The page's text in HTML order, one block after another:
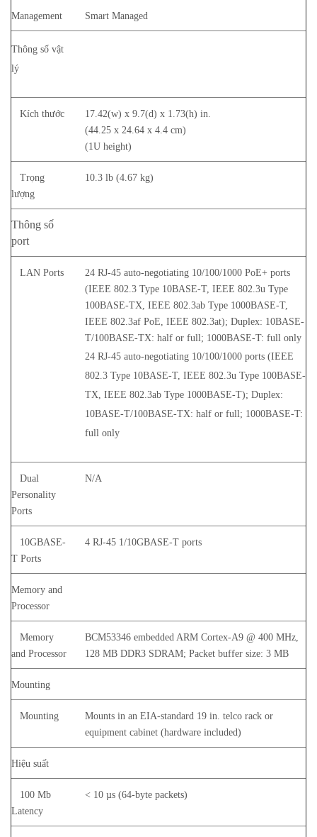
Management Smart Managed
Thông số vật
lý
Kích thước
17.42(w) x 9.7(d) x 1.73(h) in.
(44.25 x 24.64 x 4.4 cm)
(1U height)
Trọng
lượng
10.3 lb (4.67 kg)
Thông số
port
LAN Ports
24 RJ-45 auto-negotiating 10/100/1000 PoE+ ports
(IEEE 802.3 Type 10BASE-T, IEEE 802.3u Type
100BASE-TX, IEEE 802.3ab Type 1000BASE-T,
IEEE 802.3af PoE, IEEE 802.3at); Duplex: 10BASE-
T/100BASE-TX: half or full; 1000BASE-T: full only
24 RJ-45 auto-negotiating 10/100/1000 ports (IEEE
802.3 Type 10BASE-T, IEEE 802.3u Type 100BASE-
TX, IEEE 802.3ab Type 1000BASE-T); Duplex:
10BASE-T/100BASE-TX: half or full; 1000BASE-T:
full only
Dual
Personality
Ports
N/A
10GBASE-
T Ports
4 RJ-45 1/10GBASE-T ports
Memory and
Processor
Memory
and Processor
BCM53346 embedded ARM Cortex-A9 @ 400 MHz,
128 MB DDR3 SDRAM; Packet buffer size: 3 MB
Mounting
Mounting
Mounts in an EIA-standard 19 in. telco rack or
equipment cabinet (hardware included)
Hiệu suất
100 Mb
Latency
< 10 µs (64-byte packets)